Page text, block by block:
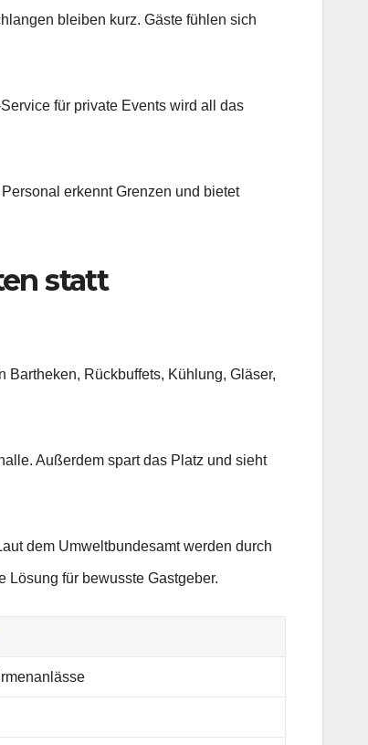
bleiben kurz. Gäste fühlen sich
für private Events wird all das
erkennt Grenzen und bietet
statt
Rückbuffets, Kühlung, Gläser,
Außerdem spart das Platz und sieht
dem Umweltbundesamt werden durch
Lösung für bewusste Gastgeber.